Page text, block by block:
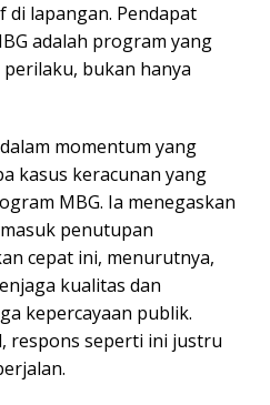
lapangan. Pendapat
adalah program yang
bukan hanya
momentum yang
kasus keracunan yang
MBG. Ia menegaskan
penutupan
cepat ini, menurutnya,
kualitas dan
kepercayaan publik.
respons seperti ini justru